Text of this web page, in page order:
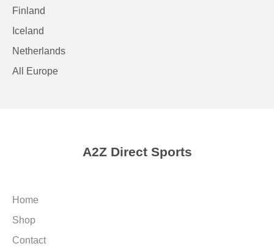
Finland
Iceland
Netherlands
All Europe
A2Z Direct Sports
Home
Shop
Contact